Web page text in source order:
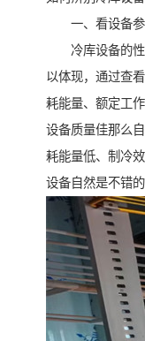
一、看设备参
冷库设备的性
以体现，通过查
耗能量、额定工
设备质量佳那么
耗能量低、制冷
设备自然是不错